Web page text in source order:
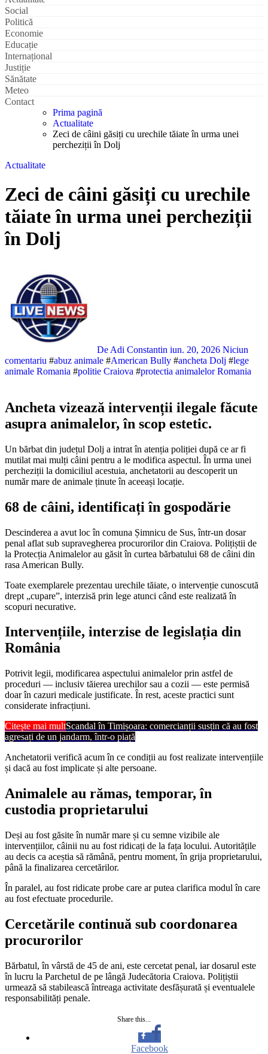
Social
Politică
Economie
Educație
Internațional
Justiție
Sănătate
Meteo
Contact
Prima pagină
Actualitate
Zeci de câini găsiți cu urechile tăiate în urma unei
percheziții în Dolj
Actualitate
Zeci de câini găsiți cu urechile
tăiate în urma unei percheziții
în Dolj
De Adi Constantin iun. 20, 2026 Niciun
comentariu #abuz animale #American Bully #ancheta Dolj #lege
animale Romania #politie Craiova #protectia animalelor Romania
Ancheta vizează intervenții ilegale făcute
asupra animalelor, în scop estetic.
Un bărbat din județul Dolj a intrat în atenția poliției după ce ar fi
mutilat mai mulți câini pentru a le modifica aspectul. În urma unei
percheziții la domiciliul acestuia, anchetatorii au descoperit un
număr mare de animale ținute în aceeași locație.
68 de câini, identificați în gospodărie
Descinderea a avut loc în comuna Șimnicu de Sus, într-un dosar
penal aflat sub supravegherea procurorilor din Craiova. Polițiștii de
la Protecția Animalelor au găsit în curtea bărbatului 68 de câini din
rasa American Bully.
Toate exemplarele prezentau urechile tăiate, o intervenție cunoscută
drept „cupare”, interzisă prin lege atunci când este realizată în
scopuri necurative.
Intervențiile, interzise de legislația din
România
Potrivit legii, modificarea aspectului animalelor prin astfel de
proceduri — inclusiv tăierea urechilor sau a cozii — este permisă
doar în cazuri medicale justificate. În rest, aceste practici sunt
considerate infracțiuni.
Citește mai multScandal în Timișoara: comercianții susțin că au fost
agresați de un jandarm, într-o piață
Anchetatorii verifică acum în ce condiții au fost realizate intervențiile
și dacă au fost implicate și alte persoane.
Animalele au rămas, temporar, în
custodia proprietarului
Deși au fost găsite în număr mare și cu semne vizibile ale
intervențiilor, câinii nu au fost ridicați de la fața locului. Autoritățile
au decis ca aceștia să rămână, pentru moment, în grija proprietarului,
până la finalizarea cercetărilor.
În paralel, au fost ridicate probe care ar putea clarifica modul în care
au fost efectuate procedurile.
Cercetările continuă sub coordonarea
procurorilor
Bărbatul, în vârstă de 45 de ani, este cercetat penal, iar dosarul este
în lucru la Parchetul de pe lângă Judecătoria Craiova. Polițiștii
urmează să stabilească întreaga activitate desfășurată și eventualele
responsabilități penale.
Share this...
Facebook